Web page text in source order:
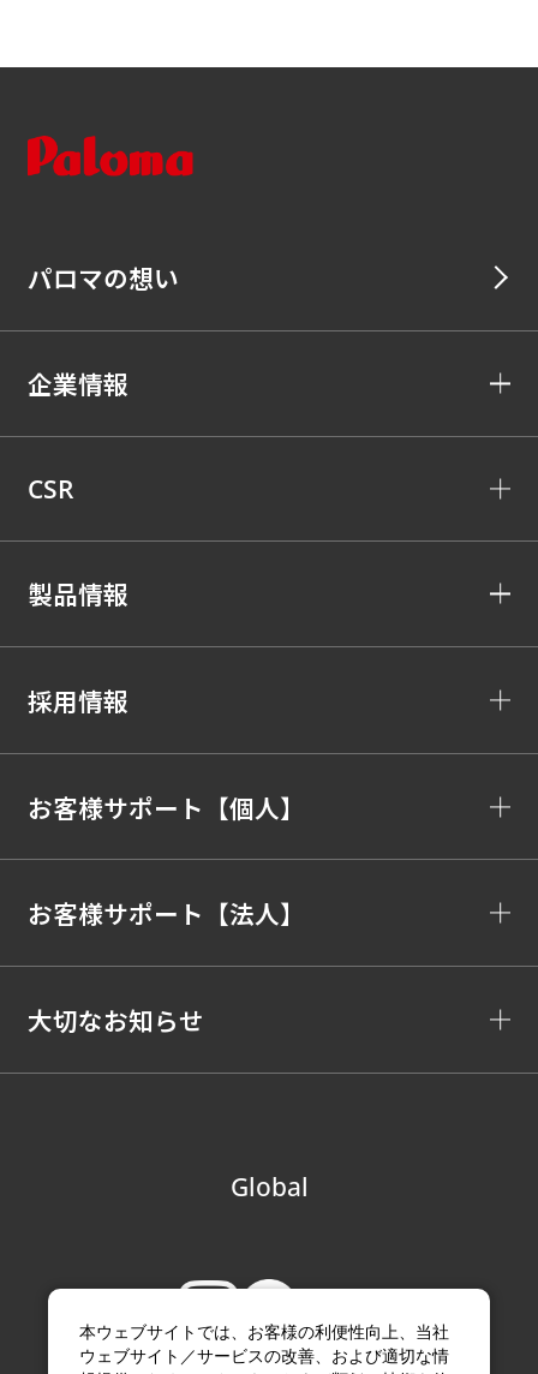
パロマの想い
企業情報
CSR
製品情報
採用情報
お客様サポート【個人】
お客様サポート【法人】
大切なお知らせ
Global
本ウェブサイトでは、お客様の利便性向上、当社
ウェブサイト／サービスの改善、および適切な情